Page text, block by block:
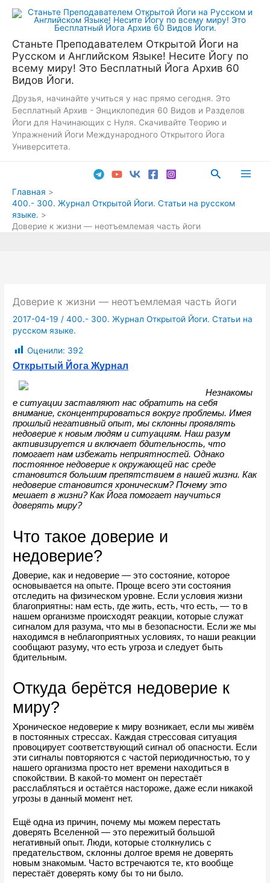
Перейти
Станьте Преподавателем Открытой Йоги на
Русском и Английском Языке! Несите Йогу по
всему миру! Это Бесплатный Йога Архив 60
Видов Йоги.
Друзья, начинайте учиться у нас прямо сегодня. Это
Бесплатный Архив - Энциклопедия 60 Видов и Разделов
Йоги для Начинающих с Нуля. Скачивайте Теорию и
Упражнений Йоги Международного Открытого Йога
Университета.
Поиск
Главная
400.- 300. Журнал Открытой Йоги. Статьи на русском
языке.
Доверие к жизни — неотъемлемая часть йоги
Доверие к жизни — неотъемлемая часть йоги
2017-04-19 /400.- 300. Журнал Открытой Йоги. Статьи на
русском языке.
Оценили: 392
Открытый Йога Журнал
Незнакомы
е ситуации заставляют нас обратить на себя
внимание, сконцентрироваться вокруг проблемы. Имея
прошлый негативный опыт, мы склонны проявлять
недоверие к новым людям и ситуациям. Наш разум
активизируется и включает бдительность, что
помогает нам избежать неприятностей. Однако
постоянное недоверие к окружающей нас среде
становится большим препятствием в нашей жизни. Как
недоверие становится хроническим? Почему это
мешает в жизни? Как Йога помогает научиться
доверять миру?
Что такое доверие и
недоверие?
Доверие, как и недоверие — это состояние, которое
основывается на опыте. Проще всего эти состояния
отследить на физическом уровне. Если условия жизни
благоприятны: нам есть, где жить, есть, что есть, — то в
нашем организме происходят реакции, которые служат
сигналом для разума, что мы в безопасности. Если же мы
находимся в неблагоприятных условиях, то наши реакции
сообщают разуму, что есть угроза и следует быть
бдительным.
Откуда берётся недоверие к
миру?
Хроническое недоверие к миру возникает, если мы живём
в постоянных стрессах. Каждая стрессовая ситуация
провоцирует соответствующий сигнал об опасности. Если
эти сигналы повторяются с частой периодичностью, то у
нашего организма просто нет времени находиться в
спокойствии. В какой-то момент он перестаёт
расслабляться и остаётся настороже, даже если никакой
угрозы в данный момент нет.
Ещё одна из причин, почему мы можем перестать
доверять Вселенной — это пережитый большой
негативный опыт. Люди, которые столкнулись с
предательством, склонны долгое время не доверять
новым знакомым. Часто встречаются те, кто вообще
перестаёт доверять кому бы то ни было.